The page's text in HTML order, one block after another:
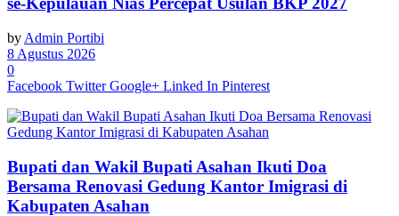
by Admin Portibi
8 Agustus 2026
0
Facebook Twitter Google+ Linked In Pinterest
Bupati dan Wakil Bupati Asahan Ikuti Doa
Bersama Renovasi Gedung Kantor Imigrasi di
Kabupaten Asahan